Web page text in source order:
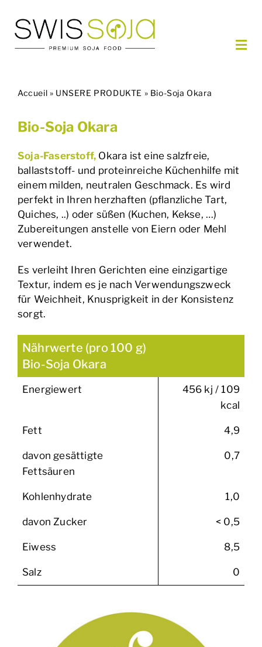
content
BESTELLEN
ÜBER UNS
KONTAKT
DE
Accueil » UNSERE PRODUKTE » Bio-Soja Okara
Bio-Soja Okara
Soja-Faserstoff, Okara ist eine salzfreie,
ballaststoff- und proteinreiche Küchenhilfe mit
einem milden, neutralen Geschmack. Es wird
perfekt in Ihren herzhaften (pflanzliche Tart,
Quiches, ..) oder süßen (Kuchen, Kekse, …)
Zubereitungen anstelle von Eiern oder Mehl
verwendet.
Es verleiht Ihren Gerichten eine einzigartige
Textur, indem es je nach Verwendungszweck
für Weichheit, Knusprigkeit in der Konsistenz
sorgt.
Nährwerte (pro 100 g)
Bio-Soja Okara
Energiewert
456 kj / 109
kcal
Fett 4,9
davon gesättigte
Fettsäuren
0,7
Kohlenhydrate 1,0
davon Zucker < 0,5
Eiwess 8,5
Salz 0